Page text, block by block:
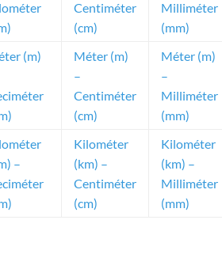
Centiméter
(cm)
Milliméter
(mm)
(m)
Méter (m)
–
Centiméter
(cm)
Méter (m)
–
Milliméter
(mm)
–
Kilométer
(km) –
Centiméter
(cm)
Kilométer
(km) –
Milliméter
(mm)